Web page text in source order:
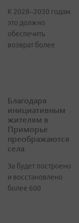
К 2028–2030 годам
это должно
обеспечить
возврат более
Благодаря
инициативным
жителям в
Приморье
преображаются
села
За будет построено
и восстановлено
более 600